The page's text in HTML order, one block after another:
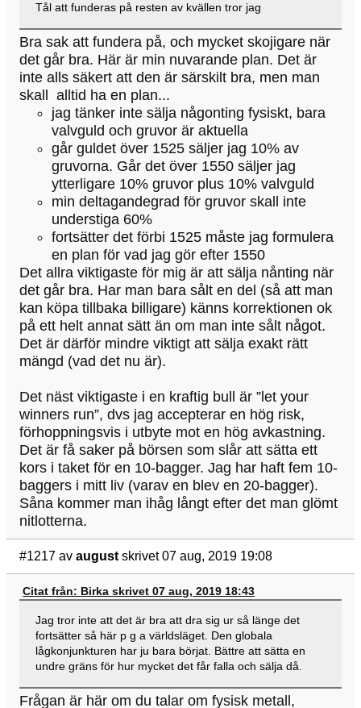
Tål att funderas på resten av kvällen tror jag
Bra sak att fundera på, och mycket skojigare när
det går bra. Här är min nuvarande plan. Det är
inte alls säkert att den är särskilt bra, men man
skall alltid ha en plan...
jag tänker inte sälja någonting fysiskt, bara
valvguld och gruvor är aktuella
går guldet över 1525 säljer jag 10% av
gruvorna. Går det över 1550 säljer jag
ytterligare 10% gruvor plus 10% valvguld
min deltagandegrad för gruvor skall inte
understiga 60%
fortsätter det förbi 1525 måste jag formulera
en plan för vad jag gör efter 1550
Det allra viktigaste för mig är att sälja nånting när
det går bra. Har man bara sålt en del (så att man
kan köpa tillbaka billigare) känns korrektionen ok
på ett helt annat sätt än om man inte sålt något.
Det är därför mindre viktigt att sälja exakt rätt
mängd (vad det nu är).
Det näst viktigaste i en kraftig bull är ”let your
winners run”, dvs jag accepterar en hög risk,
förhoppningsvis i utbyte mot en hög avkastning.
Det är få saker på börsen som slår att sätta ett
kors i taket för en 10-bagger. Jag har haft fem 10-
baggers i mitt liv (varav en blev en 20-bagger).
Såna kommer man ihåg långt efter det man glömt
nitlotterna.
#1217 av august skrivet 07 aug, 2019 19:08
Citat från: Birka skrivet 07 aug, 2019 18:43
Jag tror inte att det är bra att dra sig ur så länge det
fortsätter så här p g a världsläget. Den globala
lågkonjunkturen har ju bara börjat. Bättre att sätta en
undre gräns för hur mycket det får falla och sälja då.
Frågan är här om du talar om fysisk metall,